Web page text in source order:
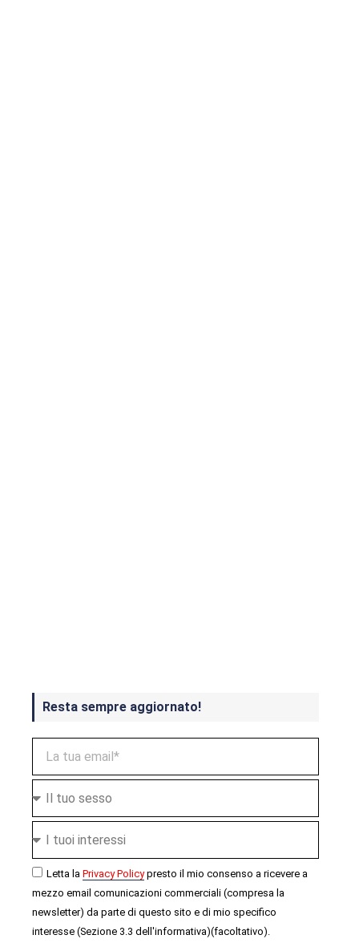
Resta sempre aggiornato!
Letta la Privacy Policypresto il mio consenso a ricevere a
mezzo email comunicazioni commerciali (compresa la
newsletter) da parte di questo sito e di mio specifico
interesse (Sezione 3.3 dell'informativa)(facoltativo).